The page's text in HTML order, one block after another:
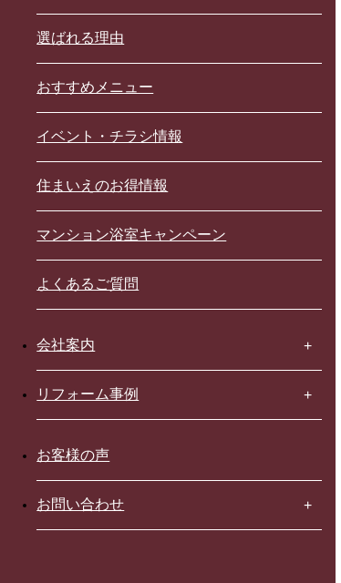
選ばれる理由
おすすめメニュー
イベント・チラシ情報
住まいえのお得情報
マンション浴室キャンペーン
よくあるご質問
会社案内
リフォーム事例
お客様の声
お問い合わせ